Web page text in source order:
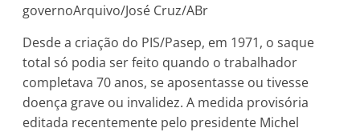
governoArquivo/José Cruz/ABr
Desde a criação do PIS/Pasep, em 1971, o saque
total só podia ser feito quando o trabalhador
completava 70 anos, se aposentasse ou tivesse
doença grave ou invalidez. A medida provisória
editada recentemente pelo presidente Michel